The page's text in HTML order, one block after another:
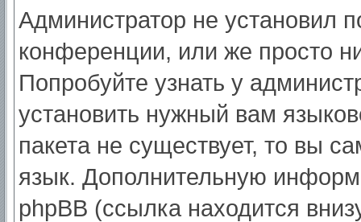
Администратор не установил
конференции, или же просто
Попробуйте узнать у
установить нужный вам
пакета не существует, то вы
язык. Дополнительную
phpBB (ссылка находится